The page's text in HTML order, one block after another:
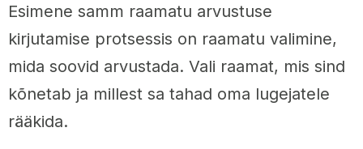
Esimene samm raamatu arvustuse
kirjutamise protsessis on raamatu valimine,
mida soovid arvustada. Vali raamat, mis sind
kõnetab ja millest sa tahad oma lugejatele
rääkida.